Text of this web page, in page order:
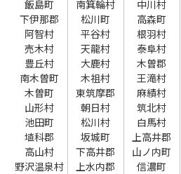
飯島町
南箕輪村 中川村
下伊那郡
松川町 高森町
阿智村
平谷村 根羽村
売木村
天龍村 泰阜村
豊丘村
大鹿村 木曽郡
南木曽町
木祖村 王滝村
木曽町
東筑摩郡 麻績村
山形村
朝日村 筑北村
池田町
松川村 白馬村
埴科郡
坂城町 上高井郡
高山村
下高井郡 山ノ内町
野沢温泉村
上水内郡 信濃町